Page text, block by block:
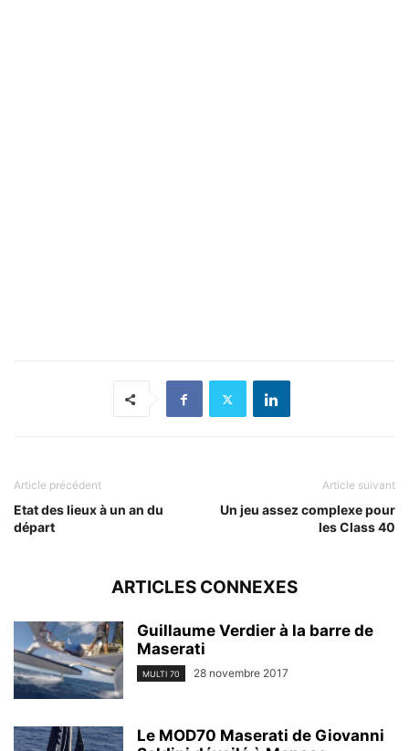
Article précédent
Etat des lieux à un an du
départ
Article suivant
Un jeu assez complexe pour
les Class 40
ARTICLES CONNEXES
Guillaume Verdier à la barre de
Maserati
MULTI 70 28 novembre 2017
Le MOD70 Maserati de Giovanni